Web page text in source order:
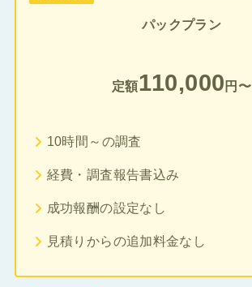
パックプラン
定額110,000 円〜
10時間～の調査
経費・調査報告書込み
成功報酬の設定なし
見積りからの追加料金なし